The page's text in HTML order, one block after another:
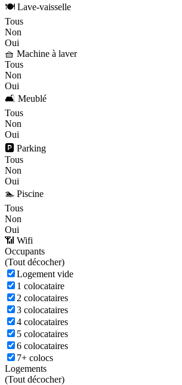
🍽️ Lave-vaisselle
Tous
Non
Oui
🧺 Machine à laver
Tous
Non
Oui
🛋️ Meublé
Tous
Non
Oui
🅿️ Parking
Tous
Non
Oui
🏊 Piscine
Tous
Non
Oui
📶 Wifi
Occupants
(Tout décocher)
Logement vide
1 colocataire
2 colocataires
3 colocataires
4 colocataires
5 colocataires
6 colocataires
7+ colocs
Logements
(Tout décocher)